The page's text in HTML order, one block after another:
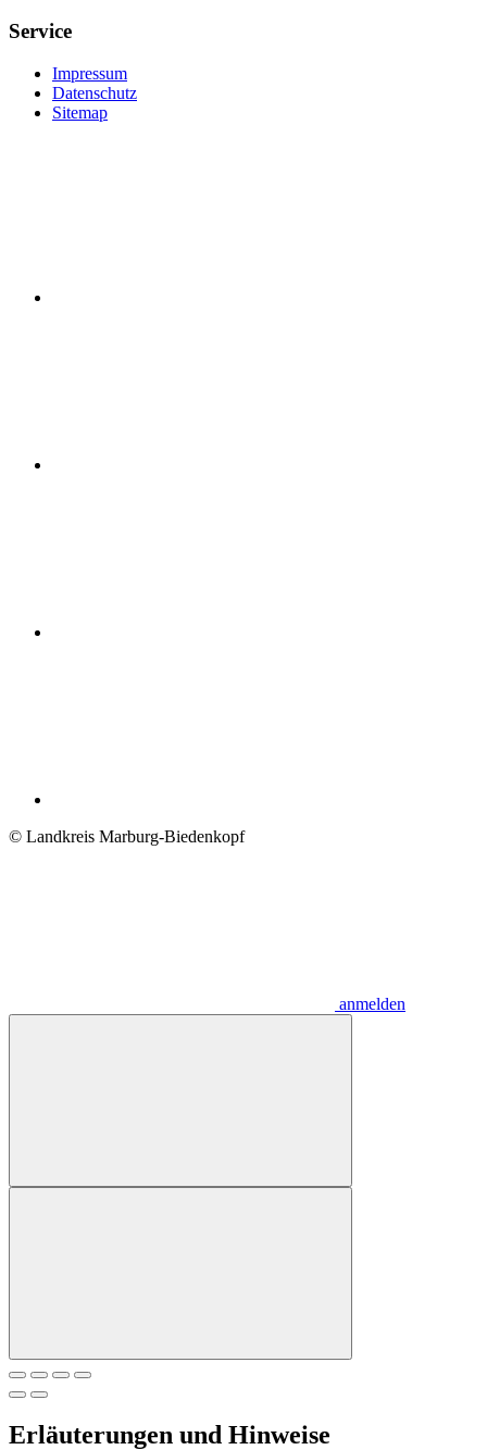
Service
Impressum
Datenschutz
Sitemap
© Landkreis Marburg-Biedenkopf
anmelden
Erläuterungen und Hinweise